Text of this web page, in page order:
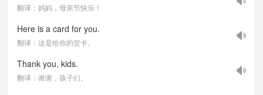
翻译：妈妈，母亲节快乐！
Here is a card for you.
翻译：这是给你的贺卡。
Thank you, kids.
翻译：谢谢，孩子们。